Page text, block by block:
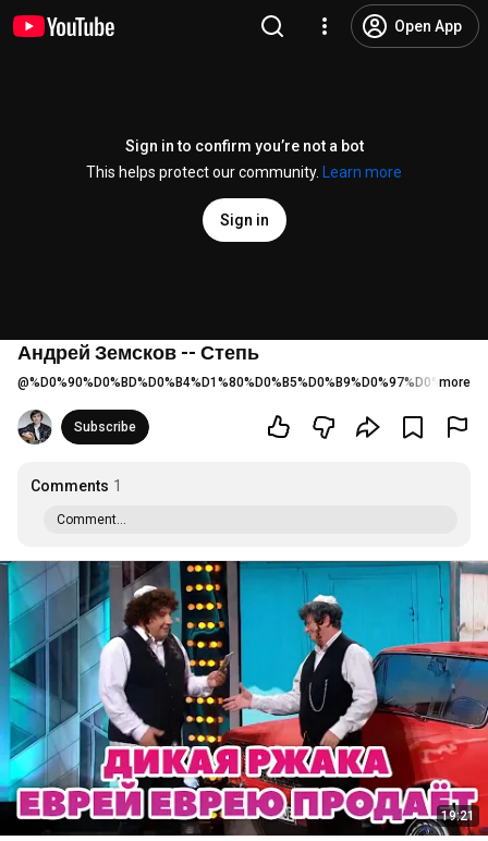
Open App
Sign in to confirm you’re not a bot
This helps protect our community.
Learn more
Sign in
Андрей Земсков -- Степь
@ more
Subscribe
Comments 1
Comment...
19:21